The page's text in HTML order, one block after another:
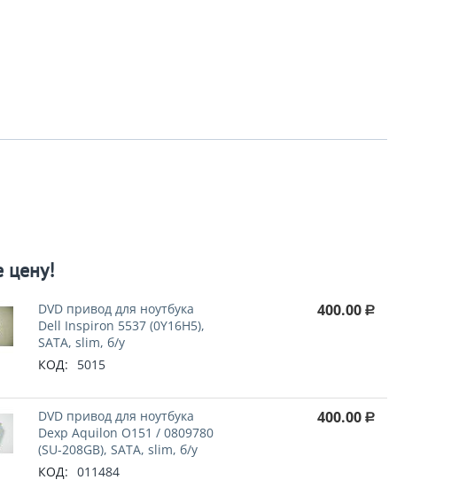
цену!
DVD привод для ноутбука
Dell Inspiron 5537 (0Y16H5),
SATA, slim, б/у
КОД:
5015
400.00 Р
DVD привод для ноутбука
Dexp Aquilon O151 / 0809780
(SU-208GB), SATA, slim, б/у
КОД: 011484
400.00 Р